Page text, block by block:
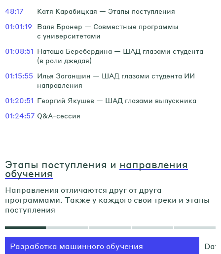
48:17
Катя Карабицкая — Этапы поступления
01:01:19
Валя Бронер — Совместные программы
с университетами
01:08:51 Наташа Беребердина — ШАД глазами студента
(в роли джедая)
01:15:55 Илья Заганшин — ШАД глазами студента ИИ
направления
01:20:51 Георгий Якушев — ШАД глазами выпускника
01:24:57 Q&A-сессия
Этапы поступления и направления
обучения
Направления отличаются друг от друга
программами. Также у каждого свои треки и этапы
поступления
Разработка машинного обучения